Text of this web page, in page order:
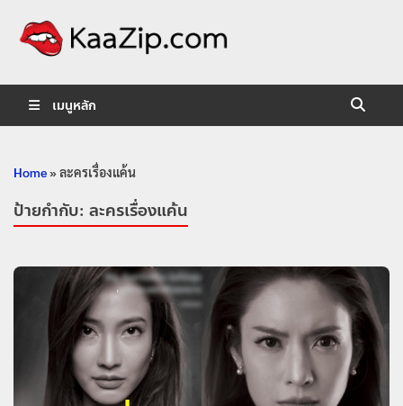
เมนูหลัก
Home»ละครเรื่องแค้น
ป้ายกำกับ: ละครเรื่องแค้น